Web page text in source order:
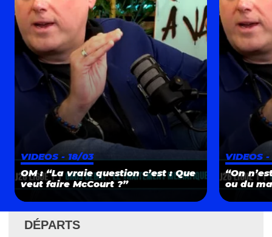
VIDEOS - 18/03
OM : “La vraie question c’est : Que
veut faire McCourt ?”
VIDEOS
“On
ou du
DÉPARTS